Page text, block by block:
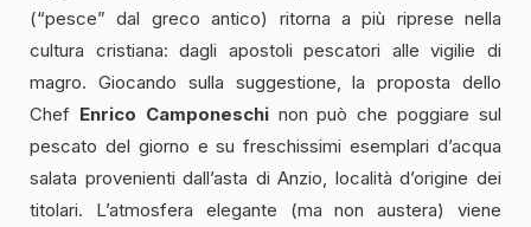
(“pesce” dal greco antico) ritorna a più riprese nella
cultura cristiana: dagli apostoli pescatori alle vigilie di
magro. Giocando sulla suggestione, la proposta dello
Chef Enrico Camponeschi non può che poggiare sul
pescato del giorno e su freschissimi esemplari d’acqua
salata provenienti dall’asta di Anzio, località d’origine dei
titolari. L’atmosfera elegante (ma non austera) viene